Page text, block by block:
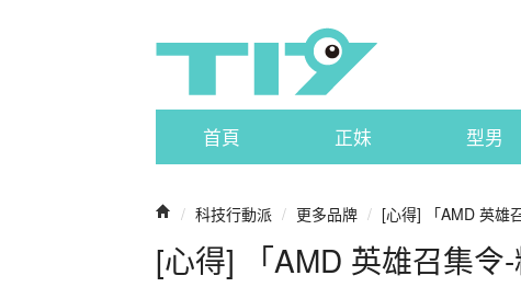
首頁 正妹 型男
/ 科技行動派 / 更多品牌 / [心得] 「AMD 英雄
[心得] 「AMD 英雄召集令